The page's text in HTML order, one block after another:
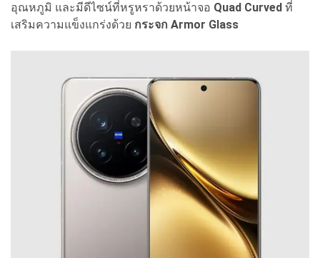
อุณหภูมิ และมีดีไซน์ที่หรูหราด้วยหน้าจอ Quad Curved ที่
เสริมความแข็งแกร่งด้วย กระจก Armor Glass